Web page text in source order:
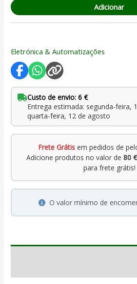
Adicionar
Eletrónica & Automatizações
Custo de envio: 6 €
Entrega estimada: segunda-feira,
quarta-feira, 12 de agosto
Frete Grátis em pedidos de
Adicione produtos no valor de 80 €
para frete grátis!
O valor mínimo de